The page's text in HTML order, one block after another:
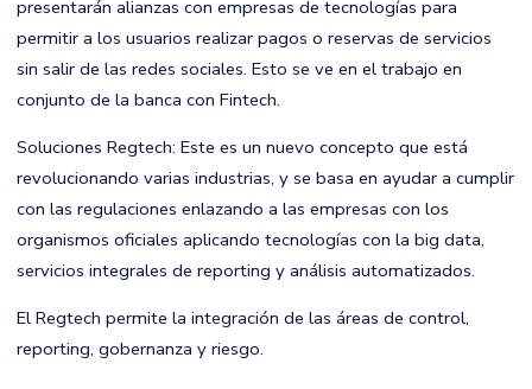
presentarán alianzas con empresas de tecnologías para
permitir a los usuarios realizar pagos o reservas de servicios
sin salir de las redes sociales. Esto se ve en el trabajo en
conjunto de la banca con Fintech.
Soluciones Regtech: Este es un nuevo concepto que está
revolucionando varias industrias, y se basa en ayudar a cumplir
con las regulaciones enlazando a las empresas con los
organismos oficiales aplicando tecnologías con la big data,
servicios integrales de reporting y análisis automatizados.
El Regtech permite la integración de las áreas de control,
reporting, gobernanza y riesgo.